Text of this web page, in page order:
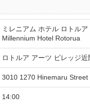
ミレニアム ホテル ロトルア
Millennium Hotel Rotorua
ロトルア アーツ ビレッジ近
3010 1270 Hinemaru Street
14:00